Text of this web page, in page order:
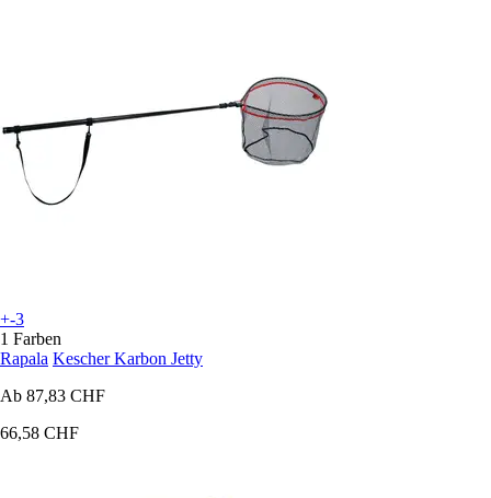
+-3
1 Farben
Rapala Kescher Karbon Jetty
Ab 87,83 CHF
66,58 CHF